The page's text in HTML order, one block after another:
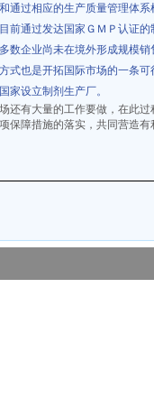
通过相应的生产质量管理体
前通过发达国家ＧＭＰ认证
数企业尚未在境外形成规模销
式也是开拓国际市场的一条
家设立制剂生产厂。
还有大量的工作要做，在此
保障措施的落实，共同营造